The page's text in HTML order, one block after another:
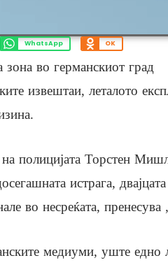
WhatsApp OK
зона во германскиот град
извештаи, леталото
полицијата Торстен
истрага,
во несреќата, пренесува
медиуми, уште едно